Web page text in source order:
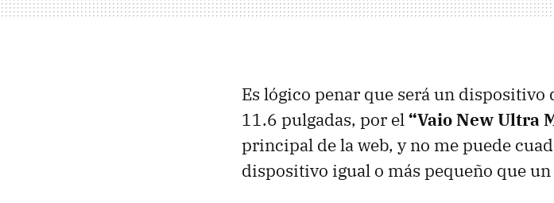
Es lógico penar que será un
11.6 pulgadas, por el “Vaio New Ultra
principal de la web, y no me puede
dispositivo igual o más pequeño que